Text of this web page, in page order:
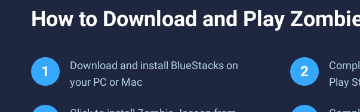
How to Download and Play
Download and install BlueStacks on
your PC or Mac
Play